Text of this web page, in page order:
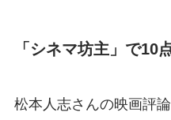
「シネマ坊主」で10
松本人志さんの映画評